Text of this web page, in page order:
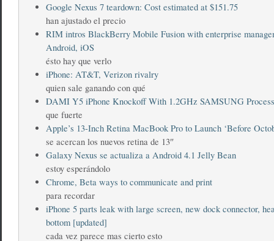
Google Nexus 7 teardown: Cost estimated at $151.75
han ajustado el precio
RIM intros BlackBerry Mobile Fusion with enterprise
Android, iOS
ésto hay que verlo
iPhone: AT&T, Verizon rivalry
quien sale ganando con qué
DAMI Y5 iPhone Knockoff With 1.2GHz SAMSUNG
que fuerte
Apple’s 13-Inch Retina MacBook Pro to Launch ‘Before
se acercan los nuevos retina de 13″
Galaxy Nexus se actualiza a Android 4.1 Jelly Bean
estoy esperándolo
Chrome, Beta ways to communicate and print
para recordar
iPhone 5 parts leak with large screen, new dock connector,
bottom [updated]
cada vez parece mas cierto esto